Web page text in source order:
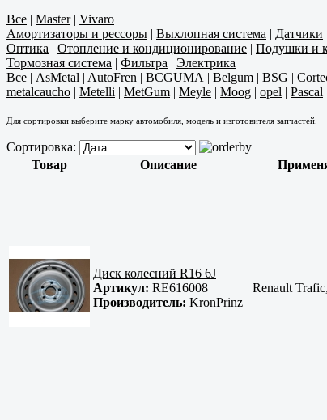
Все | Master| Vivaro
Амортизаторы и рессоры | Выхлопная система | Датчики
Оптика | Отопление и кондиционирование | Подушки и
Тормозная система | Фильтра | Электрика
Все | AsMetal | AutoFren | BCGUMA | Belgum | BSG |
metalcaucho | Metelli | MetGum | Meyle | Moog | opel | Pascal
Для сортировки выберите марку автомобиля, модель и изготовителя запчастей.
Сортировка:
Товар
Описание
Диск колесний R16 6J
Артикул: RE616008
Производитель: KronPrinz
Renault